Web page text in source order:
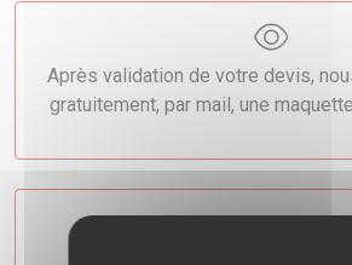
Après validation de votre devis,
gratuitement, par mail, une